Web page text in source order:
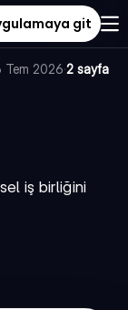
git
Tem 2026·2 sayfa
iş birliğini